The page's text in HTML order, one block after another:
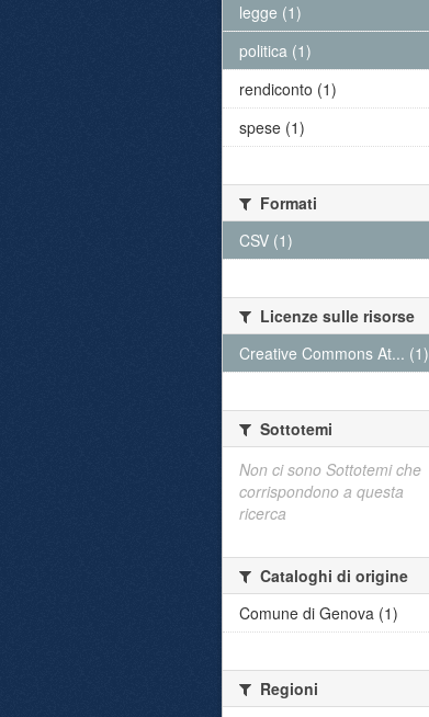
legge (1)
politica (1)
rendiconto (1)
spese (1)
Formati
CSV (1)
Licenze sulle risorse
Creative Commons At... (1)
Sottotemi
Non ci sono Sottotemi che
corrispondono a questa
ricerca
Cataloghi di origine
Comune di Genova (1)
Regioni